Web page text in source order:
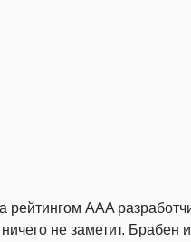
AAA
не заметит. Брабен